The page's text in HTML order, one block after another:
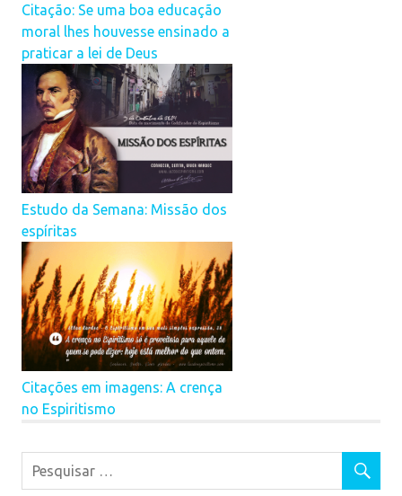
Citação: Se uma boa educação
moral lhes houvesse ensinado a
praticar a lei de Deus
Estudo da Semana: Missão dos
espíritas
Citações em imagens: A crença
no Espiritismo